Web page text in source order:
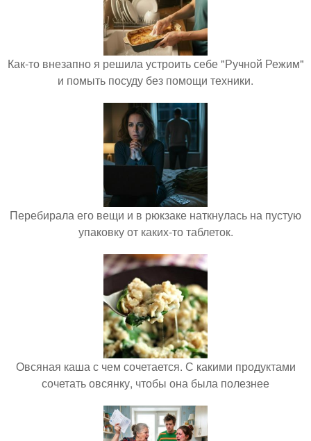
Как-то внезапно я решила устроить себе "Ручной Режим"
и помыть посуду без помощи техники.
Перебирала его вещи и в рюкзаке наткнулась на пустую
упаковку от каких-то таблеток.
Овсяная каша с чем сочетается. С какими продуктами
сочетать овсянку, чтобы она была полезнее